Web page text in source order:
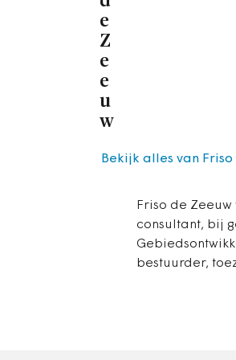
e
Z
e
e
u
w
Friso de
consultant, bij
bestuurder,
Bekijk alles van